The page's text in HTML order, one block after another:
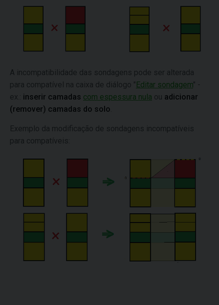
A incompatibilidade das sondagens pode ser alterada
para compatível na caixa de diálogo " Editar sondagem" -
ex.: inserir camadas com espessura nula ou adicionar
(remover) camadas do solo
Exemplo da modificação de sondagens incompatíveis
para compatíveis: